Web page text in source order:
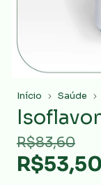
Início Saúde
R$83,60
R$53,50